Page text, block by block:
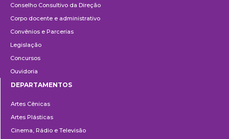
Conselho Consultivo da Direção
Corpo docente e administrativo
Convênios e Parcerias
Legislação
Concursos
Ouvidoria
DEPARTAMENTOS
Artes Cênicas
Artes Plásticas
Cinema, Rádio e Televisão